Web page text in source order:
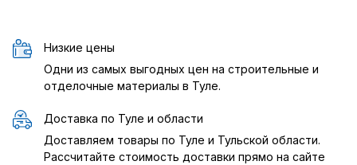
Низкие цены
Одни из самых выгодных цен на строительные и
отделочные материалы в Туле.
Доставка по Туле и области
Доставляем товары по Туле и Тульской области.
Рассчитайте стоимость доставки прямо на сайте